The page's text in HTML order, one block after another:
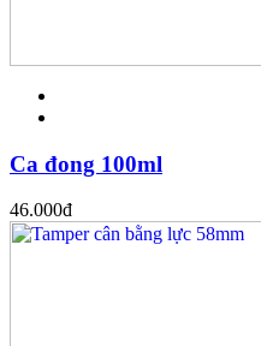
Ca đong 100ml
46.000đ